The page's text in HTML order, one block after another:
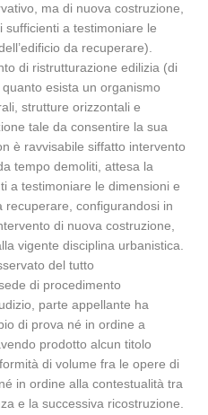
ma di nuova costruzione,
sufficienti a testimoniare le
da recuperare).
di ristrutturazione edilizia (di
esista un organismo
strutture orizzontali e
tale da consentire la sua
è ravvisabile siffatto intervento
tempo demoliti, attesa la
a testimoniare le dimensioni e
recuperare, configurandosi in
di nuova costruzione,
vigente disciplina urbanistica.
del tutto
di procedimento
parte appellante ha
di prova né in ordine a
prodotto alcun titolo
di volume fra le opere di
in ordine alla contestualità tra
e la successiva ricostruzione.